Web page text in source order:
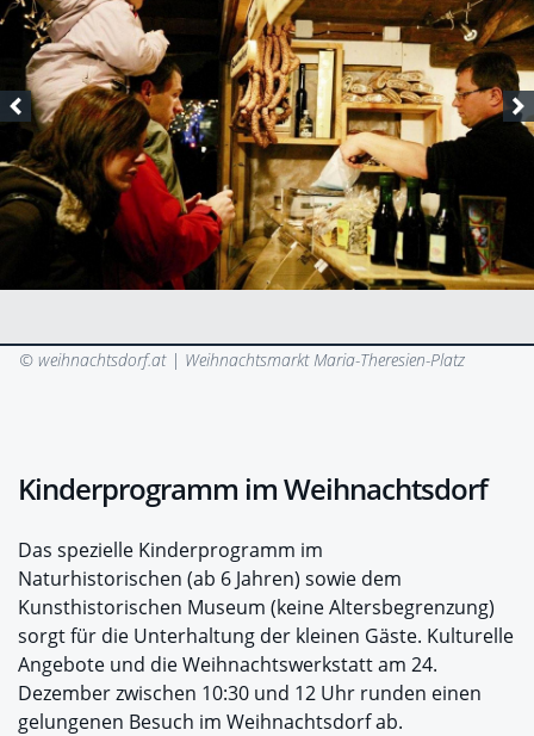
© weihnachtsdorf.at | Weihnachtsmarkt Maria-Theresien-Platz
Kinderprogramm im Weihnachtsdorf
Das spezielle Kinderprogramm im
Naturhistorischen (ab 6 Jahren) sowie dem
Kunsthistorischen Museum (keine Altersbegrenzung)
sorgt für die Unterhaltung der kleinen Gäste. Kulturelle
Angebote und die Weihnachtswerkstatt am 24.
Dezember zwischen 10:30 und 12 Uhr runden einen
gelungenen Besuch im Weihnachtsdorf ab.